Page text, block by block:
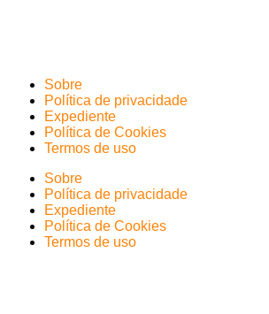
Sobre
Política de privacidade
Expediente
Política de Cookies
Termos de uso
Sobre
Política de privacidade
Expediente
Política de Cookies
Termos de uso